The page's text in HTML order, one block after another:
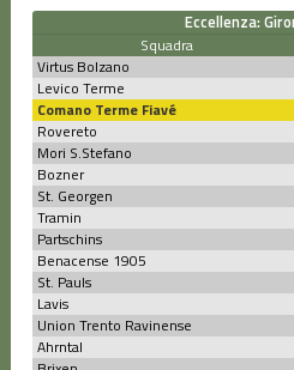
Eccellenza:
Squadra
Virtus Bolzano
Levico Terme
Comano Terme Fiavé
Rovereto
Mori S.Stefano
Bozner
St. Georgen
Tramin
Partschins
Benacense 1905
St. Pauls
Lavis
Union Trento Ravinense
Ahrntal